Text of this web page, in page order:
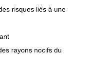
risques liés à une
rayons nocifs du